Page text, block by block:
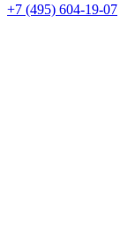
+7 (495) 604-19-07